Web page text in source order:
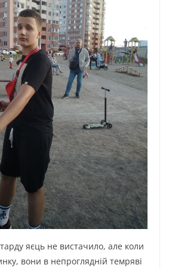
яєць не вистачило, але коли
вони в непроглядній темряві